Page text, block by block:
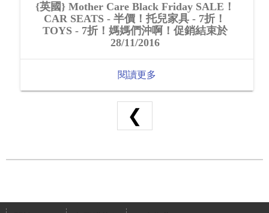
{英國} Mother Care Black Friday SALE！
CAR SEATS - 半價！托兒家具 - 7折！
TOYS - 7折！媽媽們沖啊！促銷結束於
28/11/2016
閱讀更多
❮